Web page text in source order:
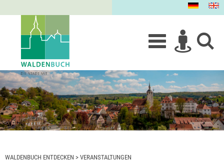
WALDENBUCH ENTDECKEN > VERANSTALTUNGEN